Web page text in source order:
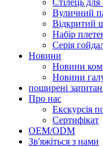
Стілець для
Вуличний
Відкритий
Набір
Серія
Новини
Новини
Новини
поширені
Про нас
Екскурсія
Сертифікат
OEM/ODM
Зв'яжіться з нами